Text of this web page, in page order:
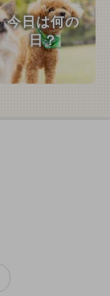
今日は何の
日？